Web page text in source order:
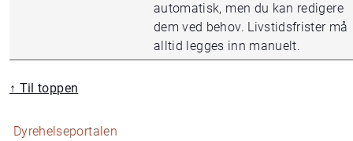
automatisk, men du kan redigere
dem ved behov. Livstidsfrister må
alltid legges inn manuelt.
↑ Til toppen
Dyrehelseportalen